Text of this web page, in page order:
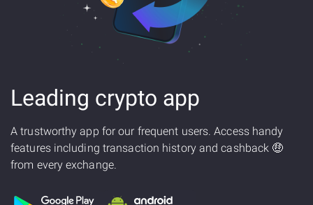
Leading crypto app
A trustworthy app for our frequent users. Access handy
features including transaction history and cashback 🤑
from every exchange.